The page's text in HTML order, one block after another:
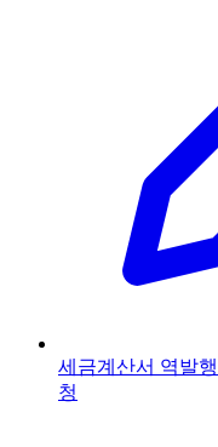
세금계산서 역발행
청